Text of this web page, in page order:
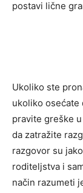
postavi lične
Ukoliko ste
ukoliko osećate
pravite greške
da zatražite
razgovor su
roditeljstva i
način razumeti